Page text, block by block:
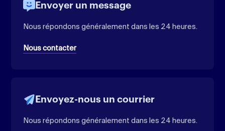
Envoyer un message
Nous répondons généralement dans les 24 heures.
Nous contacter
Envoyez-nous un courrier
Nous répondons généralement dans les 24 heures.